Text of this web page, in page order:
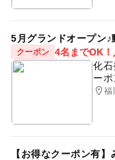
5月グランドオープン
クーポン 4名までOK
化石
ー
福
【お得なクーポン有